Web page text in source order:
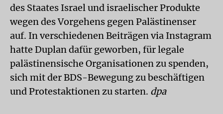
des Staates Israel und israelischer Produkte
wegen des Vorgehens gegen Palästinenser
auf. In verschiedenen Beiträgen via Instagram
hatte Duplan dafür geworben, für legale
palästinensische Organisationen zu spenden,
sich mit der BDS-Bewegung zu beschäftigen
und Protestaktionen zu starten. dpa